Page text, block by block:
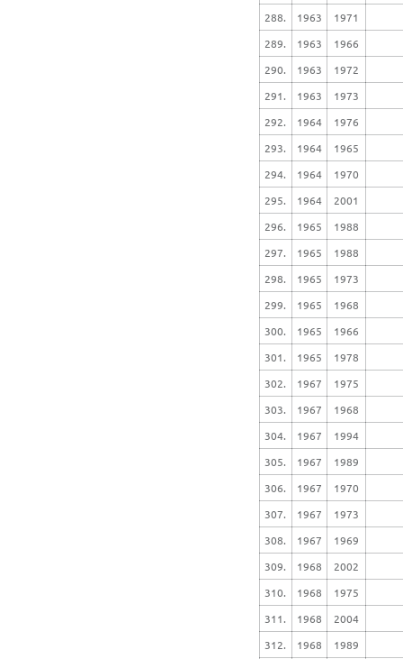
288.
1963
1971
289.
1963
1966
290.
1963
1972
291.
1963
1973
292.
1964
1976
293.
1964
1965
294.
1964
1970
295.
1964
2001
296.
1965
1988
297.
1965
1988
298.
1965
1973
299.
1965
1968
300.
1965
1966
301.
1965
1978
302.
1967
1975
303.
1967
1968
304.
1967
1994
305.
1967
1989
306.
1967
1970
307.
1967
1973
308.
1967
1969
309.
1968
2002
310.
1968
1975
311.
1968
2004
312.
1968 1989